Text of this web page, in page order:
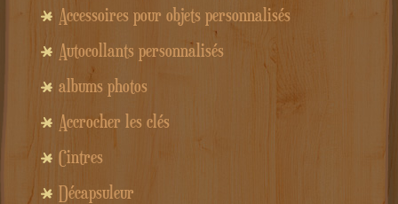
Accessoires pour objets personnalisés
Autocollants personnalisés
albums photos
Accrocher les clés
Cintres
Décapsuleur